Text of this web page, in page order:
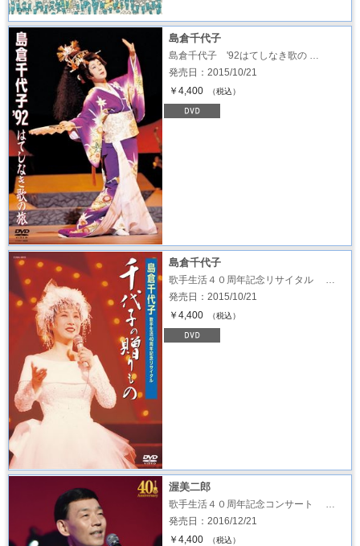
島倉千代子
島倉千代子 '92はてしなき歌の …
発売日：2015/10/21
￥4,400
（税込）
島倉千代子
歌手生活４０周年記念リサイタル …
発売日：2015/10/21
￥4,400
（税込）
渥美二郎
歌手生活４０周年記念コンサート …
発売日：2016/12/21
￥4,400
（税込）